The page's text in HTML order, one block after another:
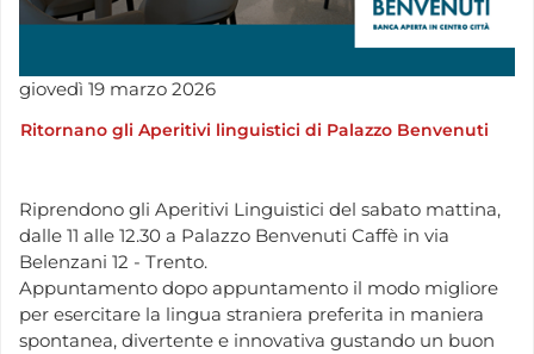
giovedì 19 marzo 2026
Ritornano gli Aperitivi linguistici di Palazzo Benvenuti
Riprendono gli Aperitivi Linguistici del sabato mattina,
dalle 11 alle 12.30 a Palazzo Benvenuti Caffè in via
Belenzani 12 - Trento.
Appuntamento dopo appuntamento il modo migliore
per esercitare la lingua straniera preferita in maniera
spontanea, divertente e innovativa gustando un buon